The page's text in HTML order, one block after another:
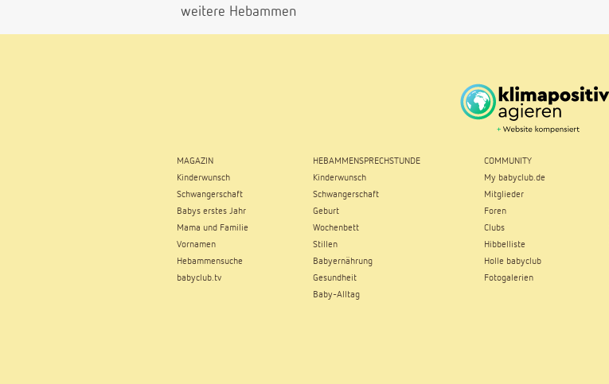
weitere Hebammen
MAGAZIN
Kinderwunsch
Schwangerschaft
Babys erstes Jahr
Mama und Familie
Vornamen
Hebammensuche
babyclub.tv
HEBAMMENSPRECHSTUNDE
Kinderwunsch
Schwangerschaft
Geburt
Wochenbett
Stillen
Babyernährung
Gesundheit
Baby-Alltag
COMMUNITY
My babyclub.de
Mitglieder
Foren
Clubs
Hibbelliste
Holle babyclub
Fotogalerien